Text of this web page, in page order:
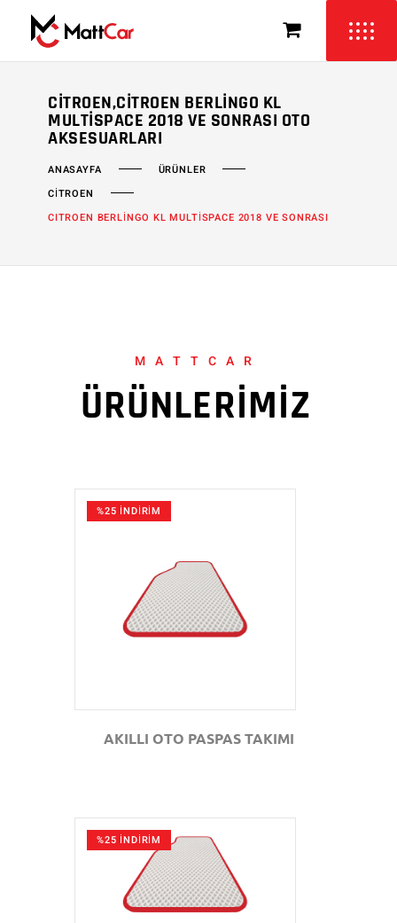
CITROEN,CITROEN BERLINGO KL
MULTISPACE 2018 VE SONRASI OTO
AKSESUARLARI
ANASAYFA
ÜRÜNLER
CİTROEN
CITROEN BERLİNGO KL MULTİSPACE 2018 VE SONRASI
MATTCAR
ÜRÜNLERİMİZ
%25 İNDİRİM
GÖZAT
AKILLI OTO PASPAS TAKIMI
%25 İNDİRİM